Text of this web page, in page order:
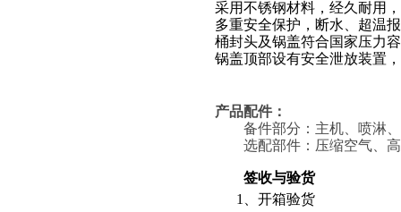
采用不锈钢材料，经久耐用
多重安全保护，断水、超温
桶封头及锅盖符合国家压力
锅盖顶部设有安全泄放装置
产品配件：
备件部分：主机、喷淋、
选配部件：压缩空气、高
签收与验货
1
、开箱验货